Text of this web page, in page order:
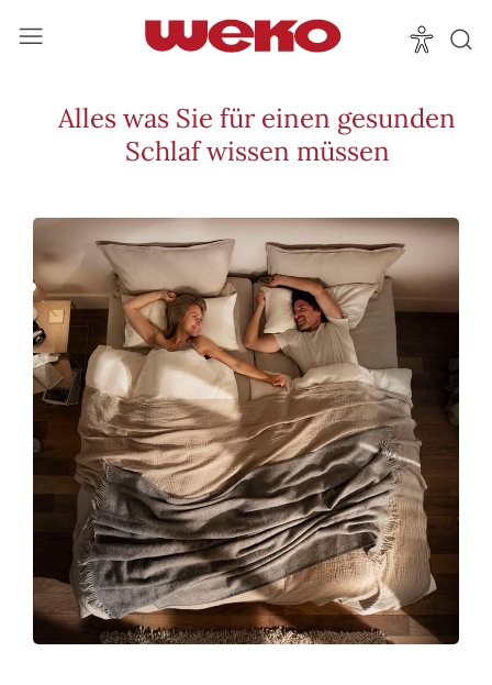
Alles was Sie für einen gesunden
Schlaf wissen müssen